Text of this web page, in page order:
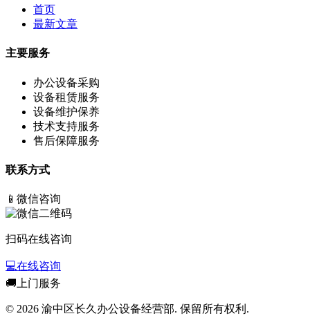
首页
最新文章
主要服务
办公设备采购
设备租赁服务
设备维护保养
技术支持服务
售后保障服务
联系方式
📱 微信咨询
扫码在线咨询
💻在线咨询
🚚 上门服务
© 2026 渝中区长久办公设备经营部. 保留所有权利.